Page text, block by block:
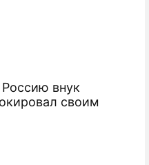
внук
своим